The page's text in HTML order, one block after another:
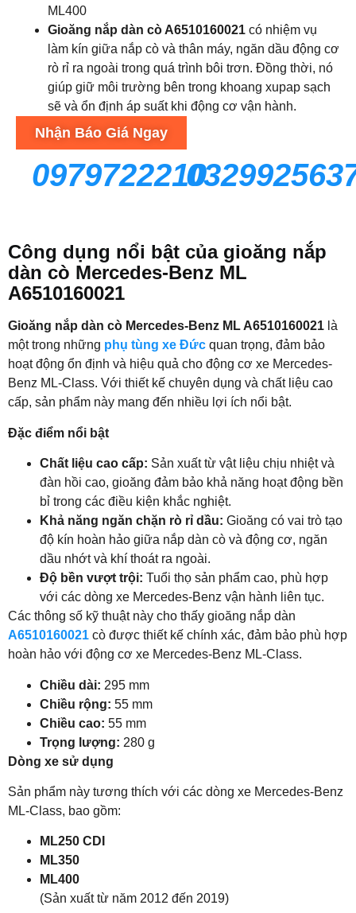
ML400
Gioăng nắp dàn cò A6510160021 có nhiệm vụ
làm kín giữa nắp cò và thân máy, ngăn dầu động cơ
rò rỉ ra ngoài trong quá trình bôi trơn. Đồng thời, nó
giúp giữ môi trường bên trong khoang xupap sạch
sẽ và ổn định áp suất khi động cơ vận hành.
Nhận Báo Giá Ngay
0979722210
Công dụng nổi bật của gioăng nắp
dàn cò Mercedes-Benz ML
A6510160021
Gioăng nắp dàn cò Mercedes-Benz ML A6510160021 là
một trong những phụ tùng xe Đức quan trọng, đảm bảo
hoạt động ổn định và hiệu quả cho động cơ xe Mercedes-
Benz ML-Class. Với thiết kế chuyên dụng và chất liệu cao
cấp, sản phẩm này mang đến nhiều lợi ích nổi bật.
Đặc điểm nổi bật
Chất liệu cao cấp: Sản xuất từ vật liệu chịu nhiệt và
đàn hồi cao, gioăng đảm bảo khả năng hoạt động bền
bỉ trong các điều kiện khắc nghiệt.
Khả năng ngăn chặn rò rỉ dầu: Gioăng có vai trò tạo
độ kín hoàn hảo giữa nắp dàn cò và động cơ, ngăn
dầu nhớt và khí thoát ra ngoài.
Độ bền vượt trội: Tuổi thọ sản phẩm cao, phù hợp
với các dòng xe Mercedes-Benz vận hành liên tục.
Các thông số kỹ thuật này cho thấy gioăng nắp dàn
A6510160021 cò được thiết kế chính xác, đảm bảo phù hợp
hoàn hảo với động cơ xe Mercedes-Benz ML-Class.
Chiều dài: 295 mm
Chiều rộng: 55 mm
Chiều cao: 55 mm
Trọng lượng: 280 g
Dòng xe sử dụng
Sản phẩm này tương thích với các dòng xe Mercedes-Benz
ML-Class, bao gồm:
ML250 CDI
ML350
ML400
(Sản xuất từ năm 2012 đến 2019)